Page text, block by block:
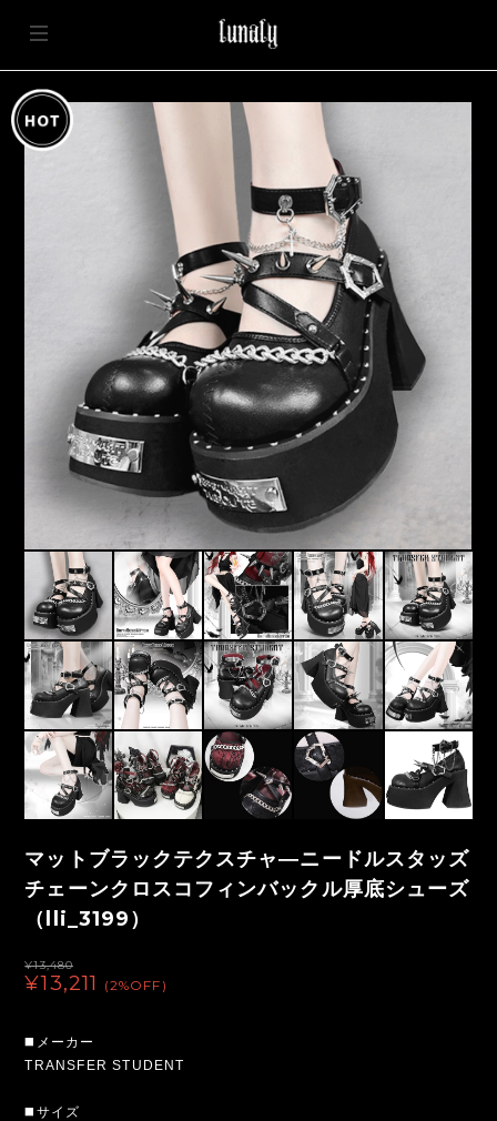
マットブラックテクスチャ―ニードルスタッズ
チェーンクロスコフィンバックル厚底シューズ
（lli_3199）
¥13,480
¥13,211 (2%OFF)
◼️メーカー
TRANSFER STUDENT
◼️サイズ